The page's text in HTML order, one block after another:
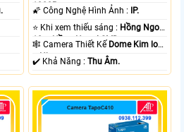
1080P .
🌠 Công Nghệ Hình Ảnh :
IP.
⭐ Khi xem thiếu sáng : Hồng Ngoại
10m Hồng Ngoại SMD.
🕸️ Camera Thiết Kế Dome Kim loại
+ Nhựa.
️✔️ Khả Năng :Thu Âm.